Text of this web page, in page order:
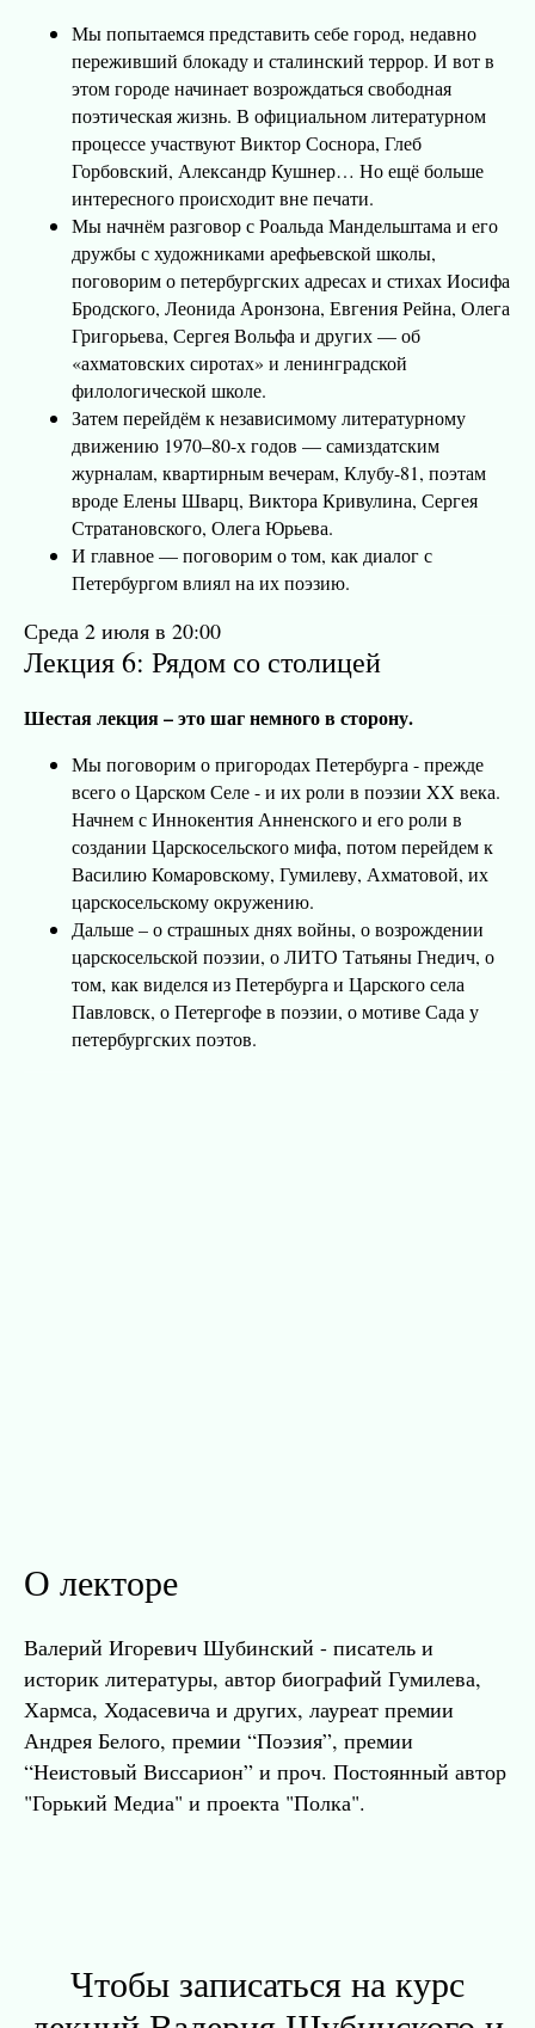
Мы попытаемся представить себе город, недавно
переживший блокаду и сталинский террор. И вот в
этом городе начинает возрождаться свободная
поэтическая жизнь. В официальном литературном
процессе участвуют Виктор Соснора, Глеб
Горбовский, Александр Кушнер… Но ещё больше
интересного происходит вне печати.
Мы начнём разговор с Роальда Мандельштама и его
дружбы с художниками арефьевской школы,
поговорим о петербургских адресах и стихах Иосифа
Бродского, Леонида Аронзона, Евгения Рейна, Олега
Григорьева, Сергея Вольфа и других — об
«ахматовских сиротах» и ленинградской
филологической школе.
Затем перейдём к независимому литературному
движению 1970–80-х годов — самиздатским
журналам, квартирным вечерам, Клубу-81, поэтам
вроде Елены Шварц, Виктора Кривулина, Сергея
Стратановского, Олега Юрьева.
И главное — поговорим о том, как диалог с
Петербургом влиял на их поэзию.
Среда 2 июля в 20:00
Лекция 6: Рядом со столицей
Шестая лекция – это шаг немного в сторону.
Мы поговорим о пригородах Петербурга - прежде
всего о Царском Селе - и их роли в поэзии XX века.
Начнем с Иннокентия Анненского и его роли в
создании Царскосельского мифа, потом перейдем к
Василию Комаровскому, Гумилеву, Ахматовой, их
царскосельскому окружению.
Дальше – о страшных днях войны, о возрождении
царскосельской поэзии, о ЛИТО Татьяны Гнедич, о
том, как виделся из Петербурга и Царского села
Павловск, о Петергофе в поэзии, о мотиве Сада у
петербургских поэтов.
О лекторе
Валерий Игоревич Шубинский - писатель и
историк литературы, автор биографий Гумилева,
Хармса, Ходасевича и других, лауреат премии
Андрея Белого, премии “Поэзия”, премии
“Неистовый Виссарион” и проч. Постоянный автор
"Горький Медиа" и проекта "Полка".
Чтобы записаться на курс